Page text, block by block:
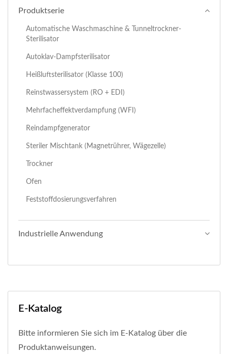
Produktserie
Automatische Waschmaschine & Tunneltrockner-
Sterilisator
Autoklav-Dampfsterilisator
Heißluftsterilisator (Klasse 100)
Reinstwassersystem (RO + EDI)
Mehrfacheffektverdampfung (WFI)
Reindampfgenerator
Steriler Mischtank (Magnetrührer, Wägezelle)
Trockner
Ofen
Feststoffdosierungsverfahren
Industrielle Anwendung
E-Katalog
Bitte informieren Sie sich im E-Katalog über die
Produktanweisungen.